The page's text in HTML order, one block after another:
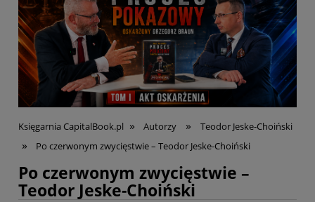
Księgarnia CapitalBook.pl » Autorzy » Teodor Jeske-Choiński
» Po czerwonym zwycięstwie – Teodor Jeske-Choiński
Po czerwonym zwycięstwie –
Teodor Jeske-Choiński